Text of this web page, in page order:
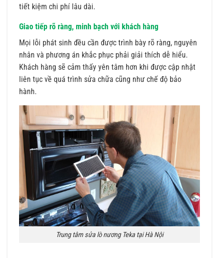
tiết kiệm chi phí lâu dài.
Giao tiếp rõ ràng, minh bạch với khách hàng
Mọi lỗi phát sinh đều cần được trình bày rõ ràng, nguyên
nhân và phương án khắc phục phải giải thích dễ hiểu.
Khách hàng sẽ cảm thấy yên tâm hơn khi được cập nhật
liên tục về quá trình sửa chữa cũng như chế độ bảo
hành.
Trung tâm sửa lò nương Teka tại Hà Nội